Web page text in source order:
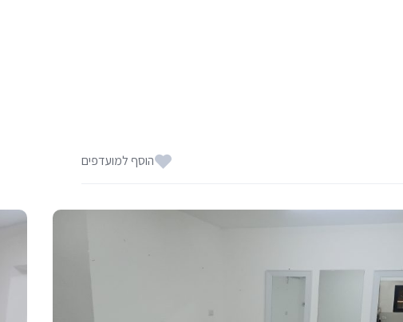
הוסף למועדפים